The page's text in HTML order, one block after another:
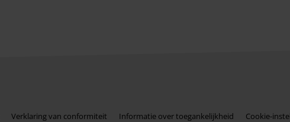
Verklaring van conformiteit Informatie over toegankelijkheid Cookie-